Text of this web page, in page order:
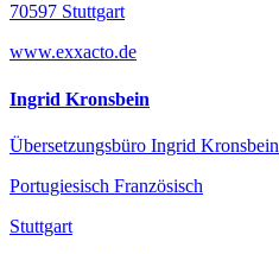
70597 Stuttgart
www.exxacto.de
Ingrid Kronsbein
Übersetzungsbüro Ingrid Kronsbein
Portugiesisch Französisch
Stuttgart